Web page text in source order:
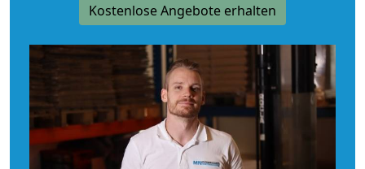
Kostenlose Angebote erhalten